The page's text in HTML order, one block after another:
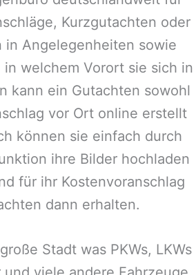
Kurzgutachten oder
in Angelegenheiten sowie
welchem Vorort sie sich in
kann ein Gutachten sowohl
vor Ort online erstellt
können sie einfach durch
ihre Bilder hochladen
für ihr Kostenvoranschlag
dann erhalten.
Stadt was PKWs, LKWs